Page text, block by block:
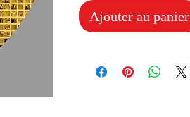
Ajouter au panier